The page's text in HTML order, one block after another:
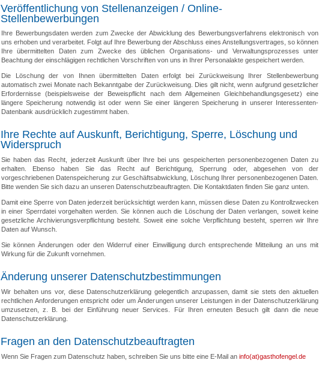
Veröffentlichung von Stellenanzeigen / Online-
Stellenbewerbungen
Ihre Bewerbungsdaten werden zum Zwecke der Abwicklung des Bewerbungsverfahrens elektronisch von
uns erhoben und verarbeitet. Folgt auf Ihre Bewerbung der Abschluss eines Anstellungsvertrages, so können
Ihre übermittelten Daten zum Zwecke des üblichen Organisations- und Verwaltungsprozesses unter
Beachtung der einschlägigen rechtlichen Vorschriften von uns in Ihrer Personalakte gespeichert werden.
Die Löschung der von Ihnen übermittelten Daten erfolgt bei Zurückweisung Ihrer Stellenbewerbung
automatisch zwei Monate nach Bekanntgabe der Zurückweisung. Dies gilt nicht, wenn aufgrund gesetzlicher
Erfordernisse (beispielsweise der Beweispflicht nach dem Allgemeinen Gleichbehandlungsgesetz) eine
längere Speicherung notwendig ist oder wenn Sie einer längeren Speicherung in unserer Interessenten-
Datenbank ausdrücklich zugestimmt haben.
Ihre Rechte auf Auskunft, Berichtigung, Sperre, Löschung und
Widerspruch
Sie haben das Recht, jederzeit Auskunft über Ihre bei uns gespeicherten personenbezogenen Daten zu
erhalten. Ebenso haben Sie das Recht auf Berichtigung, Sperrung oder, abgesehen von der
vorgeschriebenen Datenspeicherung zur Geschäftsabwicklung, Löschung Ihrer personenbezogenen Daten.
Bitte wenden Sie sich dazu an unseren Datenschutzbeauftragten. Die Kontaktdaten finden Sie ganz unten.
Damit eine Sperre von Daten jederzeit berücksichtigt werden kann, müssen diese Daten zu Kontrollzwecken
in einer Sperrdatei vorgehalten werden. Sie können auch die Löschung der Daten verlangen, soweit keine
gesetzliche Archivierungsverpflichtung besteht. Soweit eine solche Verpflichtung besteht, sperren wir Ihre
Daten auf Wunsch.
Sie können Änderungen oder den Widerruf einer Einwilligung durch entsprechende Mitteilung an uns mit
Wirkung für die Zukunft vornehmen.
Änderung unserer Datenschutzbestimmungen
Wir behalten uns vor, diese Datenschutzerklärung gelegentlich anzupassen, damit sie stets den aktuellen
rechtlichen Anforderungen entspricht oder um Änderungen unserer Leistungen in der Datenschutzerklärung
umzusetzen, z. B. bei der Einführung neuer Services. Für Ihren erneuten Besuch gilt dann die neue
Datenschutzerklärung.
Fragen an den Datenschutzbeauftragten
Wenn Sie Fragen zum Datenschutz haben, schreiben Sie uns bitte eine E-Mail an info(at)gasthofengel.de